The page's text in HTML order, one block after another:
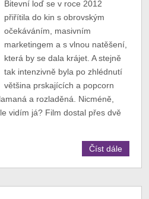
Bitevní loď se v roce 2012
přiřítila do kin s obrovským
očekáváním, masivním
marketingem a s vlnou natěšení,
která by se dala krájet. A stejně
tak intenzivně byla po zhlédnutí
většina prskajících a popcorn
a rozladěná. Nicméně,
vidím já? Film dostal přes dvě
Číst dále